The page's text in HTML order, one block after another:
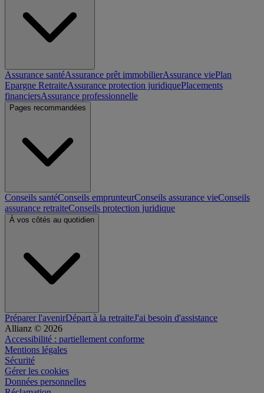
Assurance santéAssurance prêt immobilierAssurance viePlan
Epargne RetraiteAssurance protection juridiquePlacements
financiersAssurance professionnelle
Pages recommandées
Conseils santéConseils emprunteurConseils assurance vieConseils
assurance retraiteConseils protection juridique
À vos côtés au quotidien
Préparer l'avenirDépart à la retraiteJ'ai besoin d'assistance
Allianz © 2026
Accessibilité : partiellement conforme
Mentions légales
Sécurité
Gérer les cookies
Données personnelles